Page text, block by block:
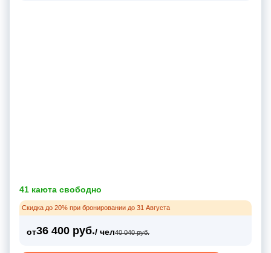
41 каюта свободно
Скидка до 20% при бронировании до 31 Августа
от36 400 руб./ чел40 040 руб.